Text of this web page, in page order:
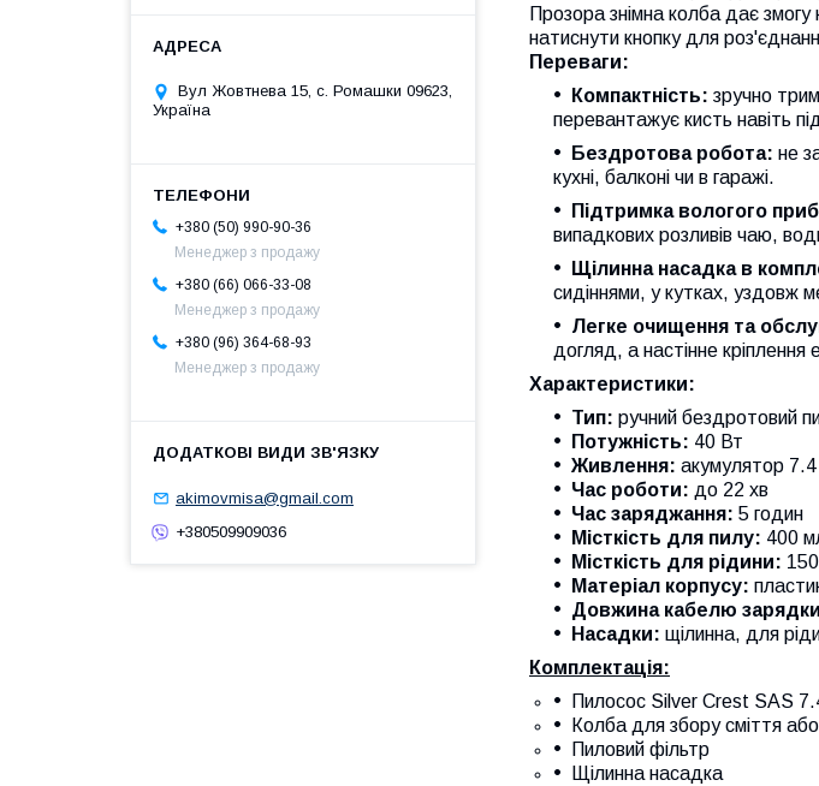
Прозора знімна колба дає
натиснути кнопку для
Переваги:
Компактність: зручно
перевантажує кисть навіть
Бездротова робота: не
кухні, балконі чи в гаражі.
Підтримка вологого
випадкових розливів чаю,
Щілинна насадка в
сидіннями, у кутках, уздовж
Легке очищення та
догляд, а настінне кріплення
Характеристики:
Тип: ручний бездротовий
Потужність: 40 Вт
Живлення: акумулятор
Час роботи: до 22 хв
Час заряджання: 5 годин
Місткість для пилу: 400
Місткість для рідини:
Матеріал корпусу:
Довжина кабелю
Насадки: щілинна, для
Комплектація:
Пилосос Silver Crest SAS
Колба для збору сміття
Пиловий фільтр
Щілинна насадка
Вул Жовтнева 15, с. Ромашки 09623,
Україна
+380 (50) 990-90-36
Менеджер з продажу
+380 (66) 066-33-08
Менеджер з продажу
+380 (96) 364-68-93
Менеджер з продажу
akimovmisa@gmail.com
+380509909036